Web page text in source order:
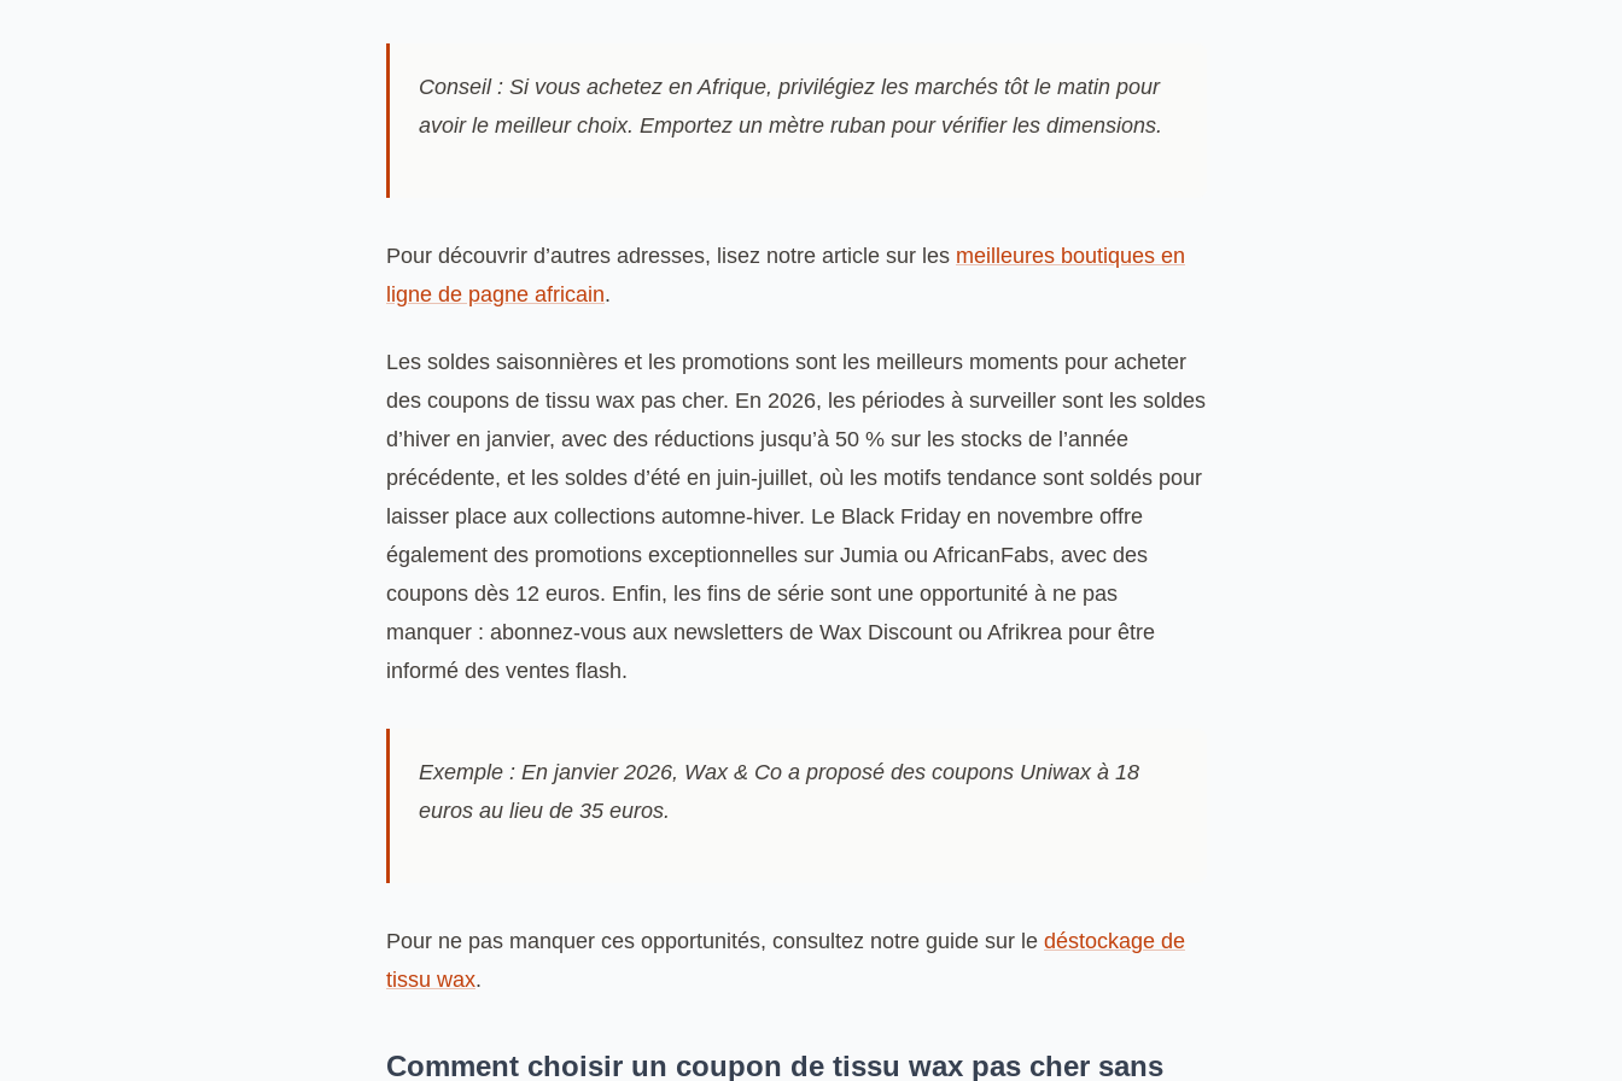
Conseil : Si vous achetez en Afrique, privilégiez les marchés tôt le matin pour
avoir le meilleur choix. Emportez un mètre ruban pour vérifier les dimensions.
Pour découvrir d’autres adresses, lisez notre article sur les meilleures boutiques en
ligne de pagne africain.
Les soldes saisonnières et les promotions sont les meilleurs moments pour acheter
des coupons de tissu wax pas cher. En 2026, les périodes à surveiller sont les soldes
d’hiver en janvier, avec des réductions jusqu’à 50 % sur les stocks de l’année
précédente, et les soldes d’été en juin-juillet, où les motifs tendance sont soldés pour
laisser place aux collections automne-hiver. Le Black Friday en novembre offre
également des promotions exceptionnelles sur Jumia ou AfricanFabs, avec des
coupons dès 12 euros. Enfin, les fins de série sont une opportunité à ne pas
manquer : abonnez-vous aux newsletters de Wax Discount ou Afrikrea pour être
informé des ventes flash.
Exemple : En janvier 2026, Wax & Co a proposé des coupons Uniwax à 18
euros au lieu de 35 euros.
Pour ne pas manquer ces opportunités, consultez notre guide sur le déstockage de
tissu wax.
Comment choisir un coupon de tissu wax pas cher sans